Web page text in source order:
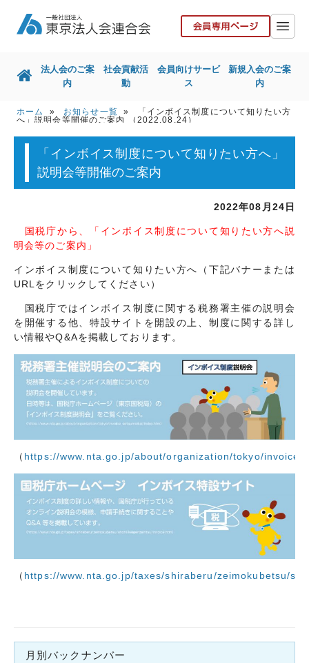
ホーム 法人会のご案内
社会貢献活動 会員向けサービス
新規入会のご案内
その他取組
リンク集 お問い合せ
交通・アクセス 個人情報について
サイトマップ
法人会のご案
内
社会貢献活
動
会員向けサービ
ス
新規入会のご案
内
ホーム » お知らせ一覧 » 「インボイス制度について知りたい方
へ」説明会等開催のご案内 （2022.08.24）
「インボイス制度について知りたい方へ」
説明会等開催のご案内
2022年08月24日
国税庁から、「インボイス制度について知りたい方へ説
明会等のご案内」
インボイス制度について知りたい方へ（下記バナーまたは
URLをクリックしてください）
国税庁ではインボイス制度に関する税務署主催の説明会
を開催する他、特設サイトを開設の上、制度に関する詳し
い情報やQ&Aを掲載しております。
（ https://www.nta.go.jp/about/organization/tokyo/
（ https://www.nta.go.jp/taxes/shiraberu/zeimokubetsu/
月別バックナンバー